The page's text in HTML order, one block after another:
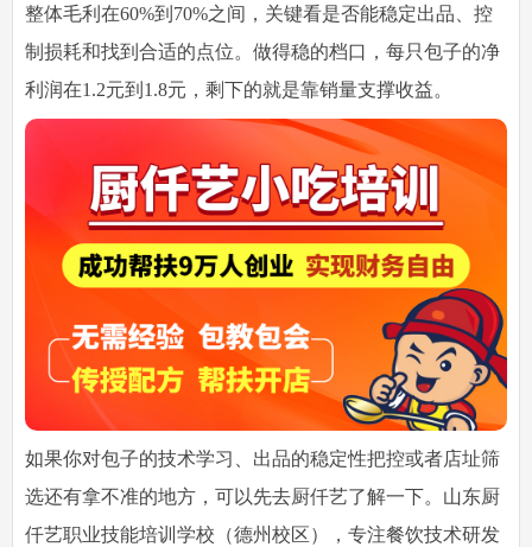
整体毛利在60%到70%之间，关键看是否能稳定出品、控
制损耗和找到合适的点位。做得稳的档口，每只包子的净
利润在1.2元到1.8元，剩下的就是靠销量支撑收益。
如果你对包子的技术学习、出品的稳定性把控或者店址筛
选还有拿不准的地方，可以先去厨仟艺了解一下。山东厨
仟艺职业技能培训学校（德州校区），专注餐饮技术研发